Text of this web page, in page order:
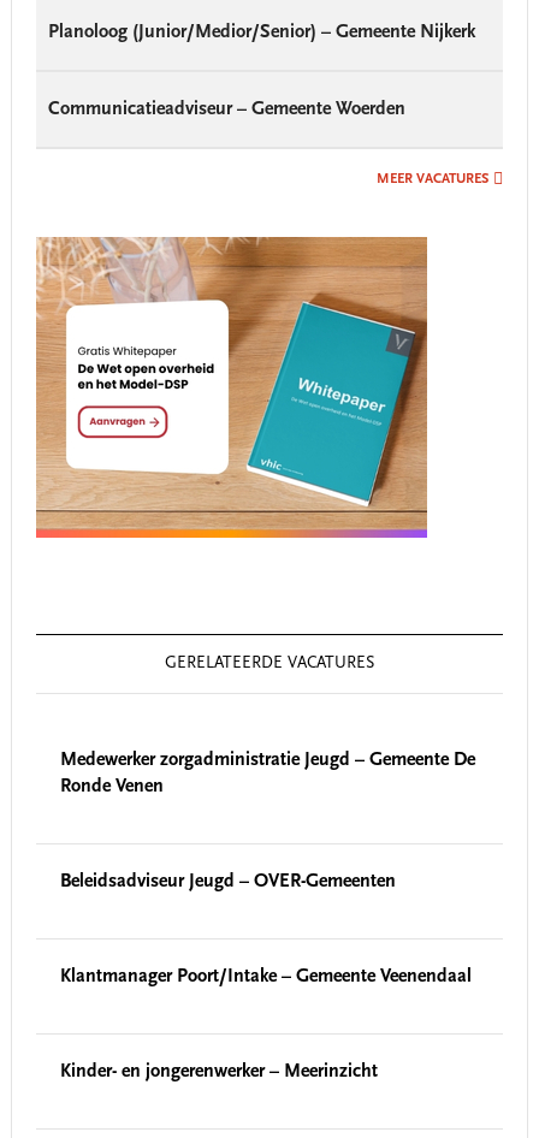
Planoloog (Junior/Medior/Senior) – Gemeente Nijkerk
Communicatieadviseur – Gemeente Woerden
MEER VACATURES
GERELATEERDE VACATURES
Medewerker zorgadministratie Jeugd – Gemeente De
Ronde Venen
Beleidsadviseur Jeugd – OVER-Gemeenten
Klantmanager Poort/Intake – Gemeente Veenendaal
Kinder- en jongerenwerker – Meerinzicht